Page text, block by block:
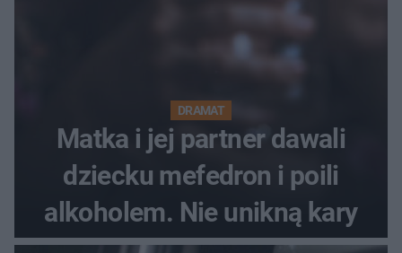
DRAMAT
Matka i jej partner dawali
dziecku mefedron i poili
alkoholem. Nie unikną kary